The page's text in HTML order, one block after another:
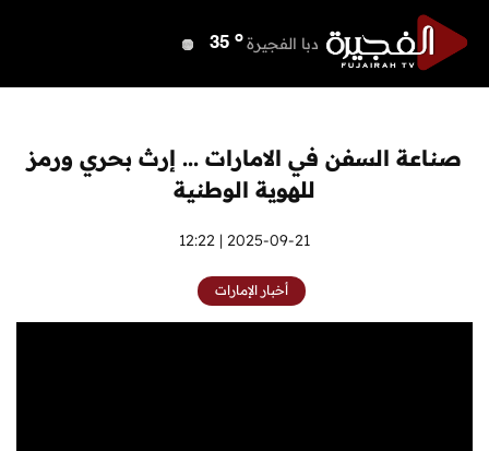
دبا الفجيرة 35 o
عجمان
أم القيوين 37 o
راس الخيمة 37 o
الفجيرة 34 o
صناعة السفن في الامارات ... إرث بحري ورمز
للهوية الوطنية
2025-09-21 | 12:22
أخبار الإمارات